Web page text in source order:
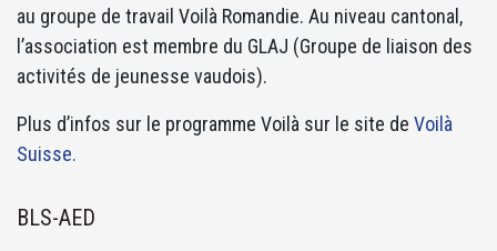
au groupe de travail Voilà Romandie. Au niveau cantonal,
l’association est membre du GLAJ (Groupe de liaison des
activités de jeunesse vaudois).
Plus d’infos sur le programme Voilà sur le site de Voilà
Suisse.
BLS-AED